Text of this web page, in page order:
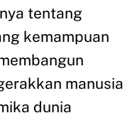
tentang
kemampuan
manusia
dunia